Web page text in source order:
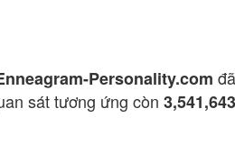
Personality.com
sát tương ứng còn 3,541,643